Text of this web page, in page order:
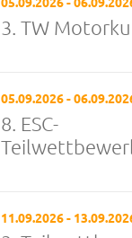
3. TW
05.09.2026 -
8. ESC-
11.09.2026 -